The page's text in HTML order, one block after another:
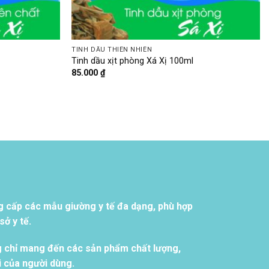
TINH DẦU THIÊN NHIÊN
Tinh dầu xịt phòng Xá Xị 100ml
85.000₫
các mẫu giường y tế đa dạng, phù hợp
y tế.
mang đến các sản phẩm chất lượng,
người dùng.